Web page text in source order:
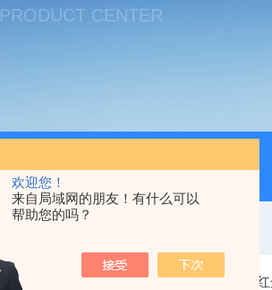
欢迎您！
来自局域网的朋友！有什么可以
帮助您的吗？
PRODUCT CENTER
当前位置：首页 产品中心 血